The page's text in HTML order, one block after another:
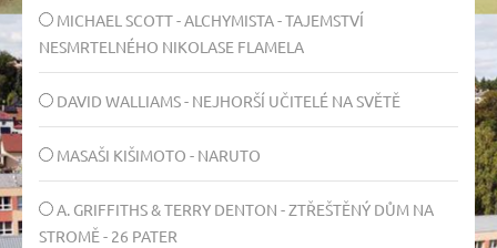
MICHAEL SCOTT - ALCHYMISTA - TAJEMSTVÍ
NESMRTELNÉHO NIKOLASE FLAMELA
DAVID WALLIAMS - NEJHORŠÍ UČITELÉ NA SVĚTĚ
MASAŠI KIŠIMOTO - NARUTO
A. GRIFFITHS & TERRY DENTON - ZTŘEŠTĚNÝ DŮM NA
STROMĚ - 26 PATER